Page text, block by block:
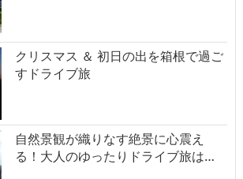
クリスマス ＆ 初日の出を箱根で過ご
すドライブ旅
自然景観が織りなす絶景に心震え
る！大人のゆったりドライブ旅は…